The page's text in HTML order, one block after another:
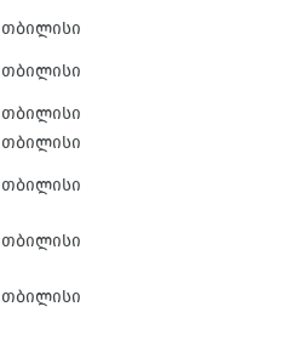
თბილისი
თბილისი
თბილისი
თბილისი
თბილისი
თბილისი
თბილისი